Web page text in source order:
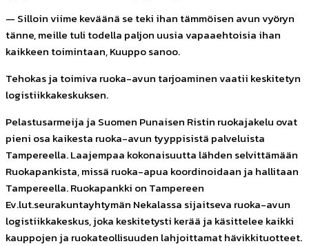
— Silloin viime keväänä se teki ihan tämmöisen avun vyöryn
tänne, meille tuli todella paljon uusia vapaaehtoisia ihan
kaikkeen toimintaan, Kuuppo sanoo.
Tehokas ja toimiva ruoka-avun tarjoaminen vaatii keskitetyn
logistiikkakeskuksen.
Pelastusarmeija ja Suomen Punaisen Ristin ruokajakelu ovat
pieni osa kaikesta ruoka-avun tyyppisistä palveluista
Tampereella. Laajempaa kokonaisuutta lähden selvittämään
Ruokapankista, missä ruoka-apua koordinoidaan ja hallitaan
Tampereella. Ruokapankki on Tampereen
Ev.lut.seurakuntayhtymän Nekalassa sijaitseva ruoka-avun
logistiikkakeskus, joka keskitetysti kerää ja käsittelee kaikki
kauppojen ja ruokateollisuuden lahjoittamat hävikkituotteet.